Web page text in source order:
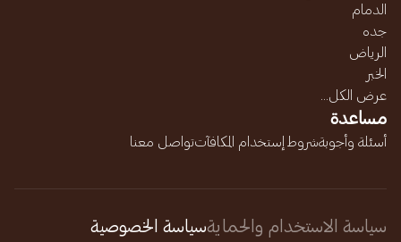
الدمام
جده
الرياض
الخبر
عرض الكل...
مساعدة
أسئلة وأجوبةشروط إستخدام المكافآتتواصل معنا
سياسة الاستخدام والحمايةسياسة الخصوصية